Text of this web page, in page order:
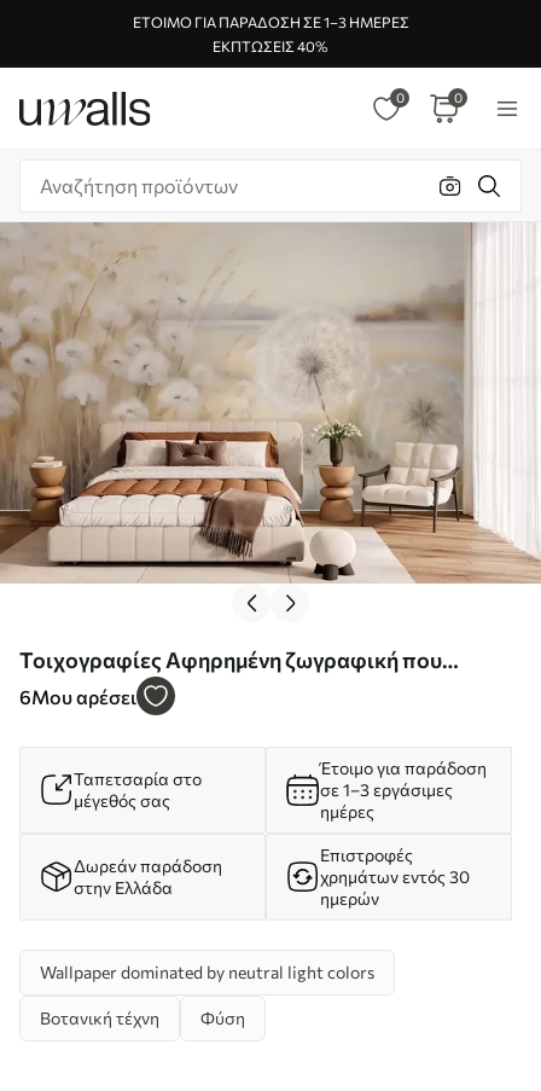
ΈΤΟΙΜΟ ΓΙΑ ΠΑΡΆΔΟΣΗ ΣΕ 1–3 ΗΜΈΡΕΣ
ΕΚΠΤΏΣΕΙΣ 40%
0 0
Τοιχογραφίες Αφηρημένη ζωγραφική που
απεικονίζει πικραλίδες Nr. w05671
6Μου αρέσει
Ταπετσαρία στο
μέγεθός σας
Έτοιμο για παράδοση
σε 1–3 εργάσιμες
ημέρες
Δωρεάν παράδοση
στην Ελλάδα
Επιστροφές
χρημάτων εντός 30
ημερών
Wallpaper dominated by neutral light colors
Βοτανική τέχνη Φύση